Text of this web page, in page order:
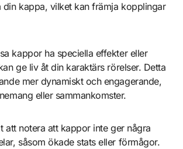
din kappa, vilket kan främja kopplingar
kappor ha speciella effekter eller
ge liv åt din karaktärs rörelser. Detta
mer dynamiskt och engagerande,
eller sammankomster.
att notera att kappor inte ger några
såsom ökade stats eller förmågor.